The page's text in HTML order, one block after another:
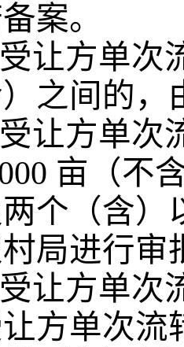
案。
受让方单
之间的，
受让方单
亩（
个（含）
局进行审
受让方单
方单次流